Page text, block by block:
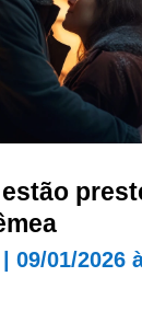
09/01/2026